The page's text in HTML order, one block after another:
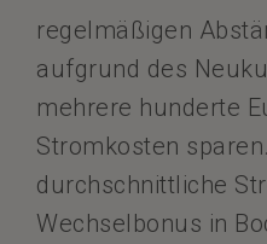
regelmäßigen
aufgrund des
mehrere hunderte
Stromkosten
durchschnittliche
Wechselbonus in